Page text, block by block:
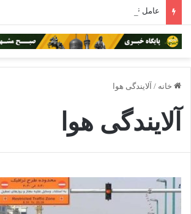
عامل ۳۰۶ کلاهبرداری تلفنی از داخل زندان در مشهد شناسایی شد
خانه / آلایندگی هوا
آلایندگی هوا